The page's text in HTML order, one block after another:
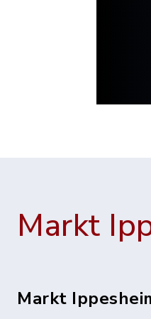
Markt
Markt